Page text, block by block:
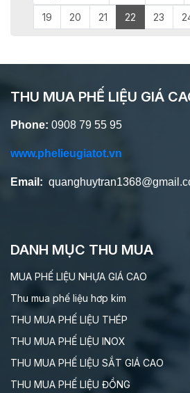
19 20 21 22 23
THU MUA PHẾ LIỆU GIÁ
Phone: 0908 79 55 95
www.phelieugiatot.vn
Email:
DANH MỤC THU MUA
MUA PHẾ LIỆU NHỰA GIÁ CAO
Thu mua phế liệu hơp kim
THU MUA PHẾ LIỆU THÉP
THU MUA PHẾ LIỆU INOX
THU MUA PHẾ LIỆU SẮT GIÁ CAO
THU MUA PHẾ LIỆU ĐỒNG